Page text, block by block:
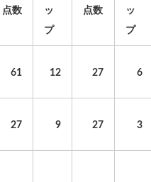
点数
ッ
プ
点数
ッ
プ
61 12 27 6
27 9 27 3